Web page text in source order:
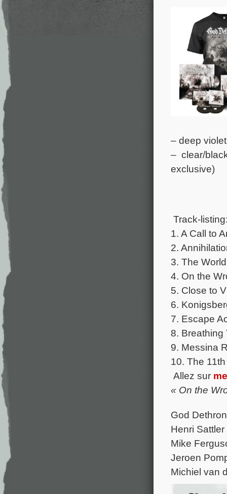
– deep
– clear/
exclusive)
Track-
1. A Call to
2.
3. The
4. On the
5. Close to
6.
7. Escape
8. Breathing
9. Messina
10. The
Allez sur
« On the
God
Henri
Mike
Jeroen
Michiel van